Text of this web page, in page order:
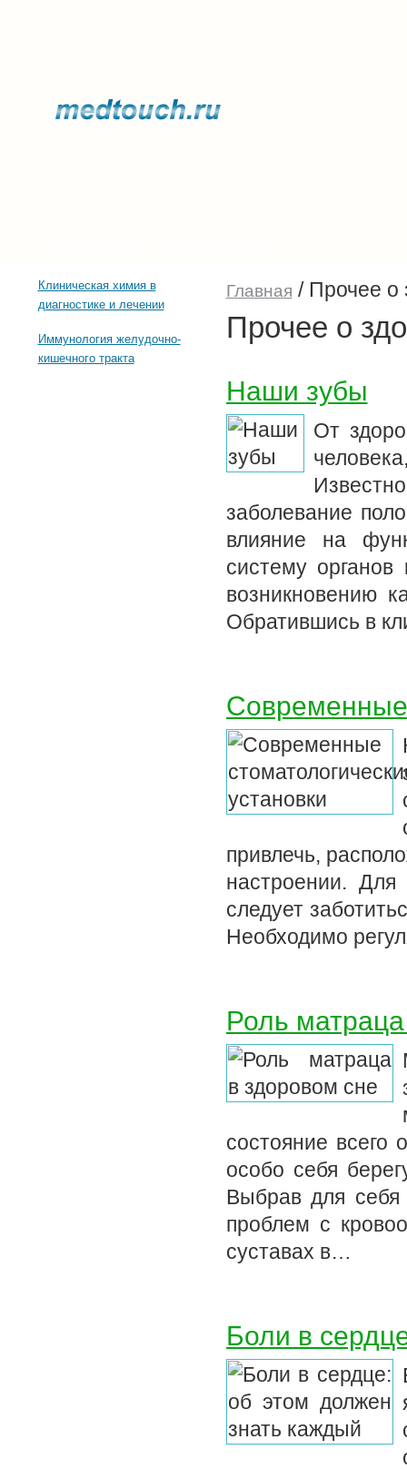
Клиническая химия в
диагностике и лечении
Иммунология желудочно-
кишечного тракта
Главная / Прочее о
Прочее о
Наши зубы
От
заболевание
влияние на
систему
возникновению
Обратившись в
Современные
привлечь,
настроении.
следует
Необходимо
Роль
состояние всего
особо себя
Выбрав для
проблем с
суставах в…
Боли в